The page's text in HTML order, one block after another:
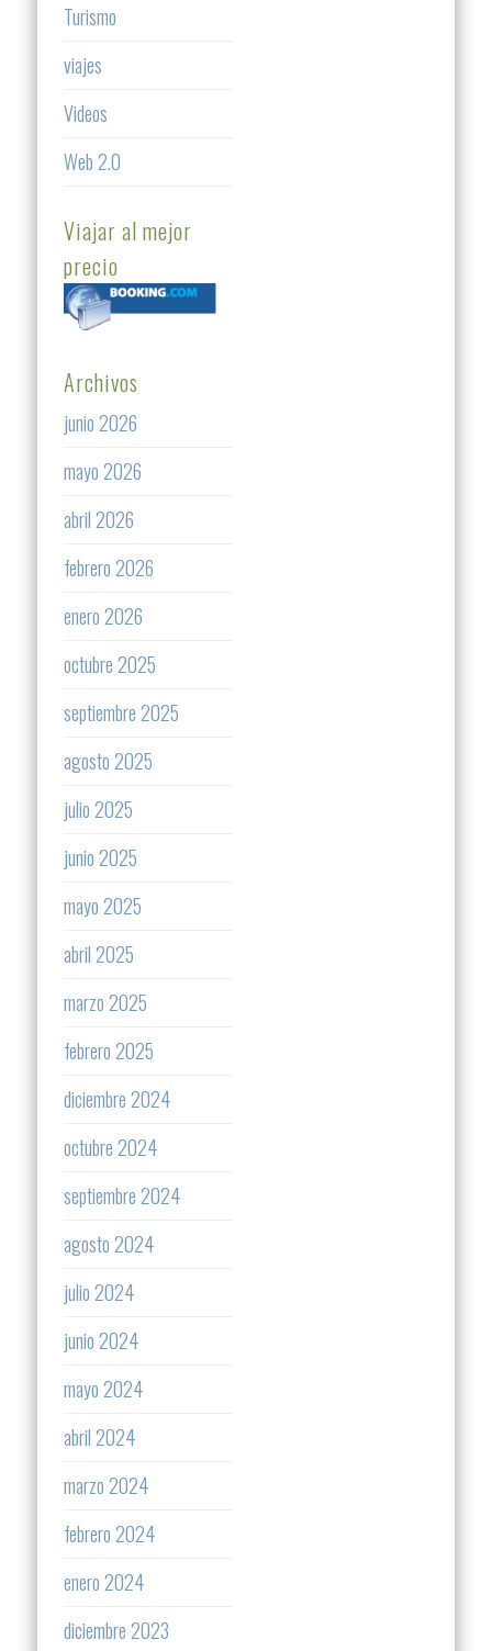
Turismo
viajes
Videos
Web 2.0
Viajar al mejor
precio
Archivos
junio 2026
mayo 2026
abril 2026
febrero 2026
enero 2026
octubre 2025
septiembre 2025
agosto 2025
julio 2025
junio 2025
mayo 2025
abril 2025
marzo 2025
febrero 2025
diciembre 2024
octubre 2024
septiembre 2024
agosto 2024
julio 2024
junio 2024
mayo 2024
abril 2024
marzo 2024
febrero 2024
enero 2024
diciembre 2023